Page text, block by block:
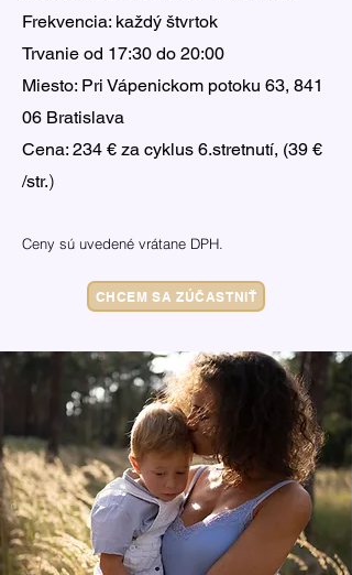
Frekvencia: každý štvrtok
Trvanie od 17:30 do 20:00
Miesto: Pri Vápenickom potoku 63, 841
06 Bratislava
Cena: 234 € za cyklus 6.stretnutí, (39 €
/str.)
Ceny sú uvedené vrátane DPH.
CHCEM SA ZÚČASTNIŤ